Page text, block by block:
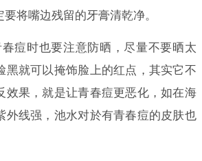
将嘴边残留的牙膏清乾净。
痘时也要注意防晒，尽量不要晒太
黑就可以掩饰脸上的红点，其实它不
效果，就是让青春痘更恶化，如在海
外线强，池水对於有青春痘的皮肤也